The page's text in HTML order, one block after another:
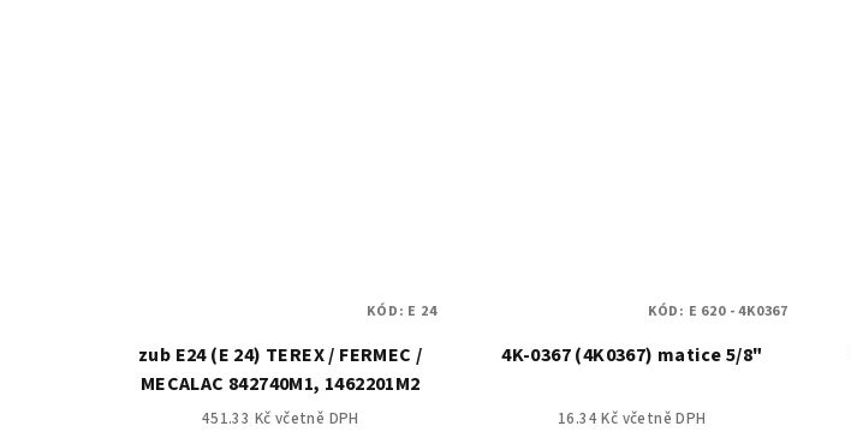
zub E24 (E 24) TEREX / FERMEC /
MECALAC 842740M1, 1462201M2
451.33 Kč včetně DPH
KÓD: E 24
4K-0367 (4K0367) matice 5/8"
16.34 Kč včetně DPH
KÓD: E 620 - 4K0367